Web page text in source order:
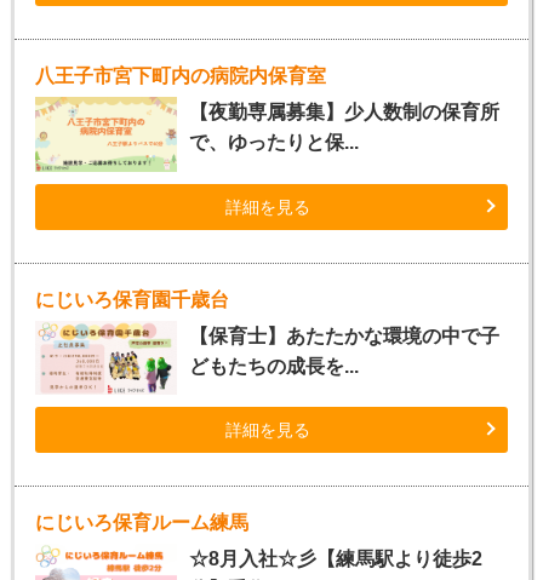
八王子市宮下町内の病院内保育室
【夜勤専属募集】少人数制の保育所
で、ゆったりと保...
詳細を見る
にじいろ保育園千歳台
【保育士】あたたかな環境の中で子
どもたちの成長を...
詳細を見る
にじいろ保育ルーム練馬
☆8月入社☆彡【練馬駅より徒歩2